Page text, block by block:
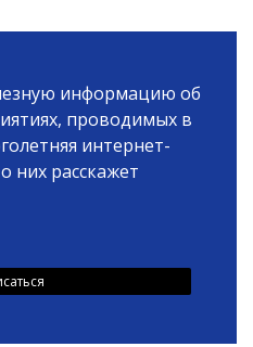
информацию об
проводимых в
интернет-
них расскажет